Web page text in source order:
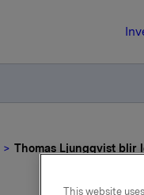
Thomas Ljungqvist blir
This website